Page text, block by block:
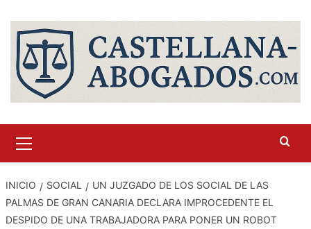
contenido
primario
INICIO SOCIAL
UN JUZGADO DE LOS SOCIAL DE LAS
PALMAS DE GRAN CANARIA DECLARA IMPROCEDENTE EL
DESPIDO DE UNA TRABAJADORA PARA PONER UN ROBOT